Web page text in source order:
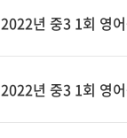
2022년 중3 1회 영
2022년 중3 1회 영